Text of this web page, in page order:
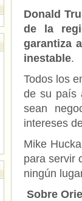
Donald
de la
garantiza
inestable.
Todos los
de su país
sean
intereses
Mike
para servir
ningún
Sobre